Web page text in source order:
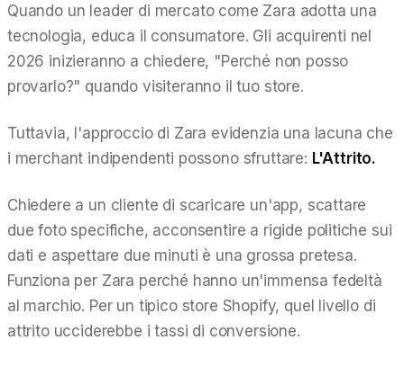
Quando un leader di mercato come Zara adotta una
tecnologia, educa il consumatore. Gli acquirenti nel
2026 inizieranno a chiedere, "Perché non posso
provarlo?" quando visiteranno il tuo store.
Tuttavia, l'approccio di Zara evidenzia una lacuna che
i merchant indipendenti possono sfruttare: L'Attrito.
Chiedere a un cliente di scaricare un'app, scattare
due foto specifiche, acconsentire a rigide politiche sui
dati e aspettare due minuti è una grossa pretesa.
Funziona per Zara perché hanno un'immensa fedeltà
al marchio. Per un tipico store Shopify, quel livello di
attrito ucciderebbe i tassi di conversione.